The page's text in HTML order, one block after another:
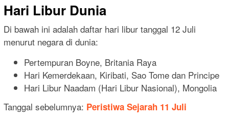
Hari Libur Dunia
Di bawah ini adalah daftar hari libur tanggal 12 Juli
menurut negara di dunia:
Pertempuran Boyne, Britania Raya
Hari Kemerdekaan, Kiribati, Sao Tome dan Principe
Hari Libur Naadam (Hari Libur Nasional), Mongolia
Tanggal sebelumnya: Peristiwa Sejarah 11 Juli